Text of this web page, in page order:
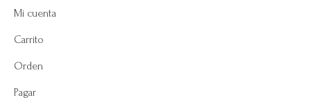
Mi cuenta
Carrito
Orden
Pagar